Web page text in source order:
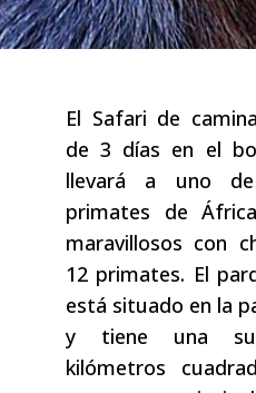
El Safari de
de 3 días en el
llevará a uno
primates de
maravillosos con
12 primates. El
está situado en la
y tiene una
kilómetros